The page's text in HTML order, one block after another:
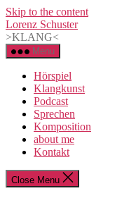
Skip to the content
Lorenz Schuster
>KLANG<
Menu
Hörspiel
Klangkunst
Podcast
Sprechen
Komposition
about me
Kontakt
Close Menu